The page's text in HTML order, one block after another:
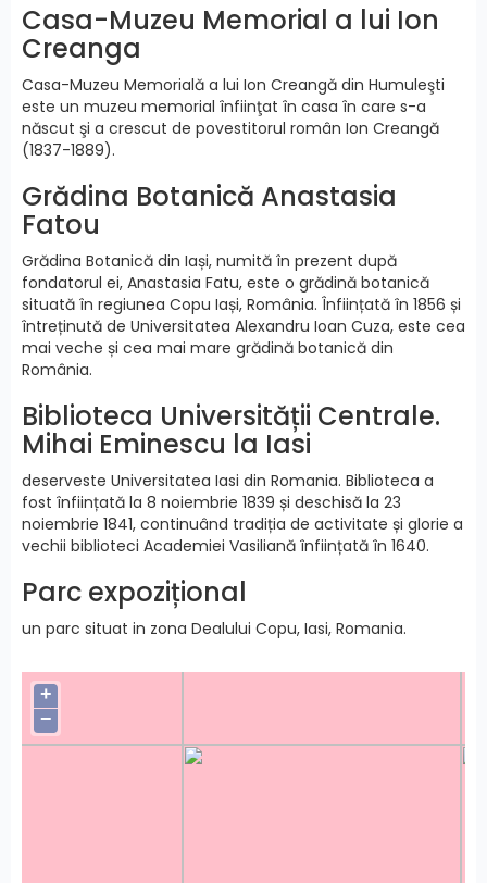
Casa-Muzeu Memorial a lui Ion
Creanga
Casa-Muzeu Memorială a lui Ion Creangă din Humuleşti
este un muzeu memorial înfiinţat în casa în care s-a
născut şi a crescut de povestitorul român Ion Creangă
(1837-1889).
Grădina Botanică Anastasia
Fatou
Grădina Botanică din Iași, numită în prezent după
fondatorul ei, Anastasia Fatu, este o grădină botanică
situată în regiunea Copu Iași, România. Înființată în 1856 și
întreținută de Universitatea Alexandru Ioan Cuza, este cea
mai veche și cea mai mare grădină botanică din
România.
Biblioteca Universității Centrale.
Mihai Eminescu la Iasi
deserveste Universitatea Iasi din Romania. Biblioteca a
fost înființată la 8 noiembrie 1839 și deschisă la 23
noiembrie 1841, continuând tradiția de activitate și glorie a
vechii biblioteci Academiei Vasiliană înființată în 1640.
Parc expozițional
un parc situat in zona Dealului Copu, Iasi, Romania.
+
−